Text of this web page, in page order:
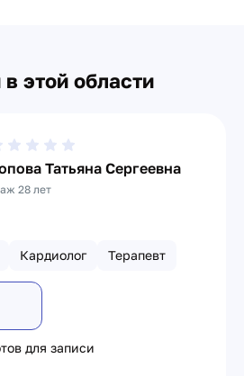
этой области
Татьяна Сергеевна
28 лет
Кардиолог Терапевт
для записи